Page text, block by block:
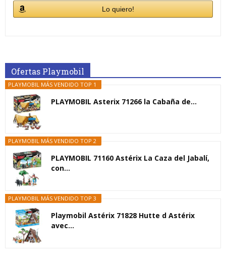
Lo quiero!
Ofertas Playmobil
PLAYMOBIL MÁS VENDIDO TOP 1
PLAYMOBIL Asterix 71266 la Cabaña de...
PLAYMOBIL MÁS VENDIDO TOP 2
PLAYMOBIL 71160 Astérix La Caza del Jabalí,
con...
PLAYMOBIL MÁS VENDIDO TOP 3
Playmobil Astérix 71828 Hutte d Astérix
avec...